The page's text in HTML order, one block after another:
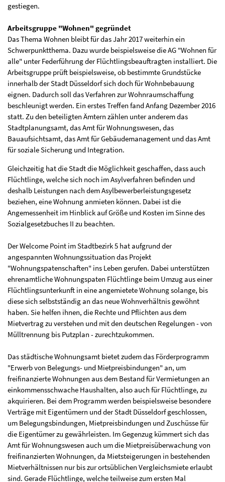
gestiegen.
Arbeitsgruppe "Wohnen" gegründet
Das Thema Wohnen bleibt für das Jahr 2017 weiterhin ein
Schwerpunktthema. Dazu wurde beispielsweise die AG "Wohnen für
alle" unter Federführung der Flüchtlingsbeauftragten installiert. Die
Arbeitsgruppe prüft beispielsweise, ob bestimmte Grundstücke
innerhalb der Stadt Düsseldorf sich doch für Wohnbebauung
eignen. Dadurch soll das Verfahren zur Wohnraumschaffung
beschleunigt werden. Ein erstes Treffen fand Anfang Dezember 2016
statt. Zu den beteiligten Ämtern zählen unter anderem das
Stadtplanungsamt, das Amt für Wohnungswesen, das
Bauaufsichtsamt, das Amt für Gebäudemanagement und das Amt
für soziale Sicherung und Integration.
Gleichzeitig hat die Stadt die Möglichkeit geschaffen, dass auch
Flüchtlinge, welche sich noch im Asylverfahren befinden und
deshalb Leistungen nach dem Asylbewerberleistungsgesetz
beziehen, eine Wohnung anmieten können. Dabei ist die
Angemessenheit im Hinblick auf Größe und Kosten im Sinne des
Sozialgesetzbuches II zu beachten.
Der Welcome Point im Stadtbezirk 5 hat aufgrund der
angespannten Wohnungssituation das Projekt
"Wohnungspatenschaften" ins Leben gerufen. Dabei unterstützen
ehrenamtliche Wohnungspaten Flüchtlinge beim Umzug aus einer
Flüchtlingsunterkunft in eine angemietete Wohnung solange, bis
diese sich selbstständig an das neue Wohnverhältnis gewöhnt
haben. Sie helfen ihnen, die Rechte und Pflichten aus dem
Mietvertrag zu verstehen und mit den deutschen Regelungen - von
Mülltrennung bis Putzplan - zurechtzukommen.
Das städtische Wohnungsamt bietet zudem das Förderprogramm
"Erwerb von Belegungs- und Mietpreisbindungen" an, um
freifinanzierte Wohnungen aus dem Bestand für Vermietungen an
einkommensschwache Haushalten, also auch für Flüchtlinge, zu
akquirieren. Bei dem Programm werden beispielsweise besondere
Verträge mit Eigentümern und der Stadt Düsseldorf geschlossen,
um Belegungsbindungen, Mietpreisbindungen und Zuschüsse für
die Eigentümer zu gewährleisten. Im Gegenzug kümmert sich das
Amt für Wohnungswesen auch um die Mietpreisüberwachung von
freifinanzierten Wohnungen, da Mietsteigerungen in bestehenden
Mietverhältnissen nur bis zur ortsüblichen Vergleichsmiete erlaubt
sind. Gerade Flüchtlinge, welche teilweise zum ersten Mal